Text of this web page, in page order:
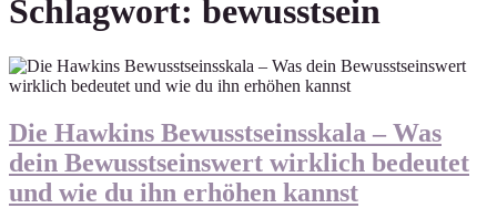
Schlagwort: bewusstsein
Die Hawkins Bewusstseinsskala – Was
dein Bewusstseinswert wirklich bedeutet
und wie du ihn erhöhen kannst